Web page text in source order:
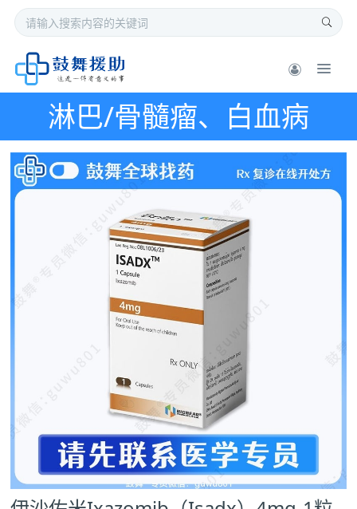
淋巴/骨髓瘤、白血病